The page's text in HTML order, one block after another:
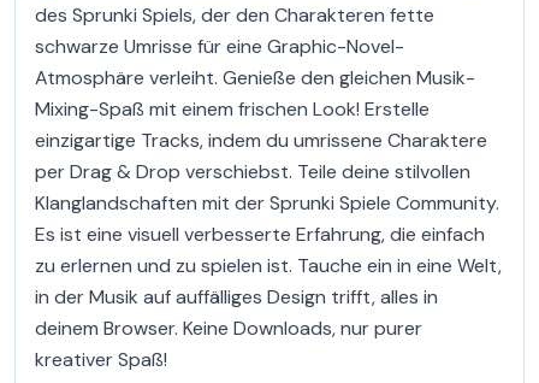
des Sprunki Spiels, der den Charakteren fette
schwarze Umrisse für eine Graphic-Novel-
Atmosphäre verleiht. Genieße den gleichen Musik-
Mixing-Spaß mit einem frischen Look! Erstelle
einzigartige Tracks, indem du umrissene Charaktere
per Drag & Drop verschiebst. Teile deine stilvollen
Klanglandschaften mit der Sprunki Spiele Community.
Es ist eine visuell verbesserte Erfahrung, die einfach
zu erlernen und zu spielen ist. Tauche ein in eine Welt,
in der Musik auf auffälliges Design trifft, alles in
deinem Browser. Keine Downloads, nur purer
kreativer Spaß!